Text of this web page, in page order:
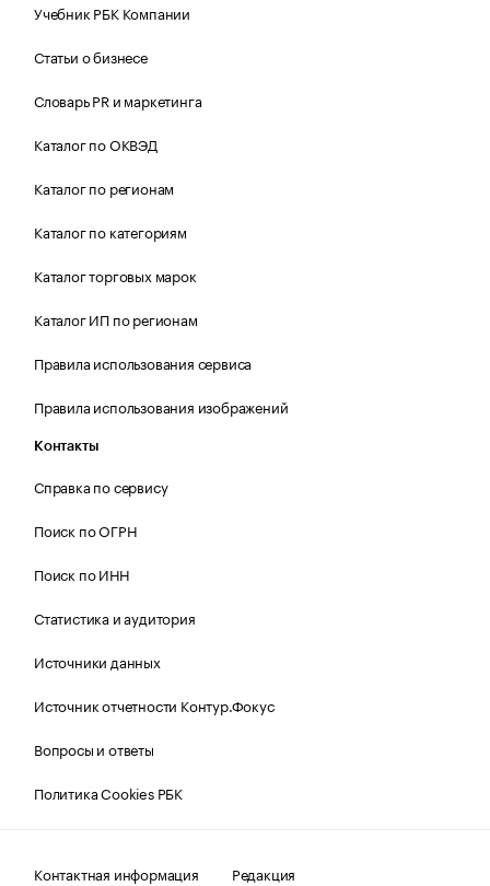
Учебник РБК Компании
Статьи о бизнесе
Словарь PR и маркетинга
Каталог по ОКВЭД
Каталог по регионам
Каталог по категориям
Каталог торговых марок
Каталог ИП по регионам
Правила использования сервиса
Правила использования изображений
Контакты
Справка по сервису
Поиск по ОГРН
Поиск по ИНН
Статистика и аудитория
Источники данных
Источник отчетности Контур.Фокус
Вопросы и ответы
Политика Cookies РБК
Контактная информация Редакция